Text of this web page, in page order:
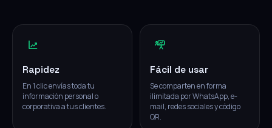
Rapidez
En 1 clic envías toda tu
información personal o
corporativa a tus clientes.
Fácil de usar
Se comparten en forma
ilimitada por WhatsApp, e-
mail, redes sociales y código
QR.